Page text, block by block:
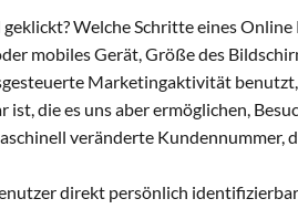
Welche Schritte eines
mobiles Gerät, Größe des
Marketingaktivität
die es uns aber ermöglichen,
veränderte
direkt persönlich